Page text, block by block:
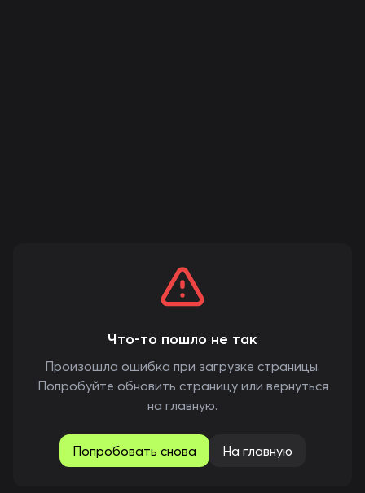
Что-то пошло не так
Произошла ошибка при загрузке страницы.
Попробуйте обновить страницу или вернуться
на главную.
Попробовать снова На главную